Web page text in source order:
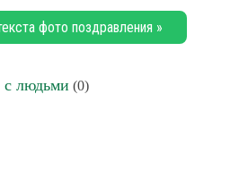
фото поздравления »
с людьми (0)